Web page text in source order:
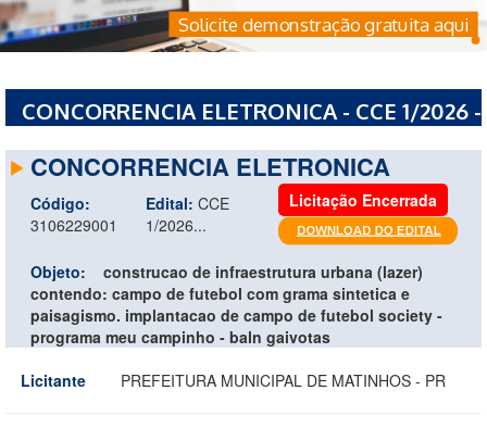
Solicite demonstração gratuita aqui
CONCORRENCIA ELETRONICA - CCE 1/2026 -
CONCORRENCIA ELETRONICA
Código:
3106229001
Edital: CCE
1/2026...
Licitação Encerrada
Objeto:
construcao de infraestrutura urbana (lazer)
contendo: campo de futebol com grama sintetica e
paisagismo. implantacao de campo de futebol society -
programa meu campinho - baln gaivotas
Licitante
PREFEITURA MUNICIPAL DE MATINHOS - PR